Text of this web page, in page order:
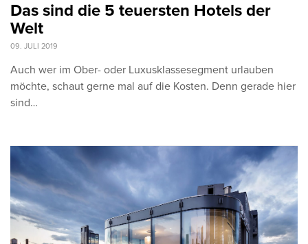
Das sind die 5 teuersten Hotels der
Welt
09. JULI 2019
Auch wer im Ober- oder Luxusklassesegment urlauben
möchte, schaut gerne mal auf die Kosten. Denn gerade hier
sind…